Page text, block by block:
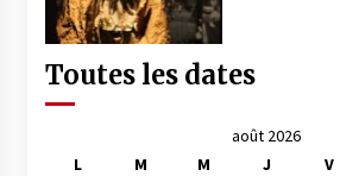
Toutes les dates
août 2026
L
M M J V